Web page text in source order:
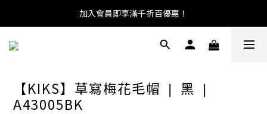
加入會員即享滿千折百優惠！
【KIKS】草寫梅花毛帽 ❘ 黑 ❘
A43005BK